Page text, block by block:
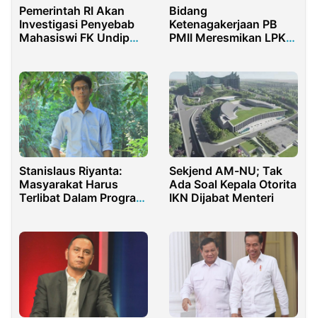
Pemerintah RI Akan
Investigasi Penyebab
Mahasiswi FK Undip
Bidang
Ketenagakerjaan PB
PMII Meresmikan LPK
Stanislaus Riyanta:
Masyarakat Harus
Terlibat Dalam Program
Sekjend AM-NU; Tak
Ada Soal Kepala Otorita
IKN Dijabat Menteri